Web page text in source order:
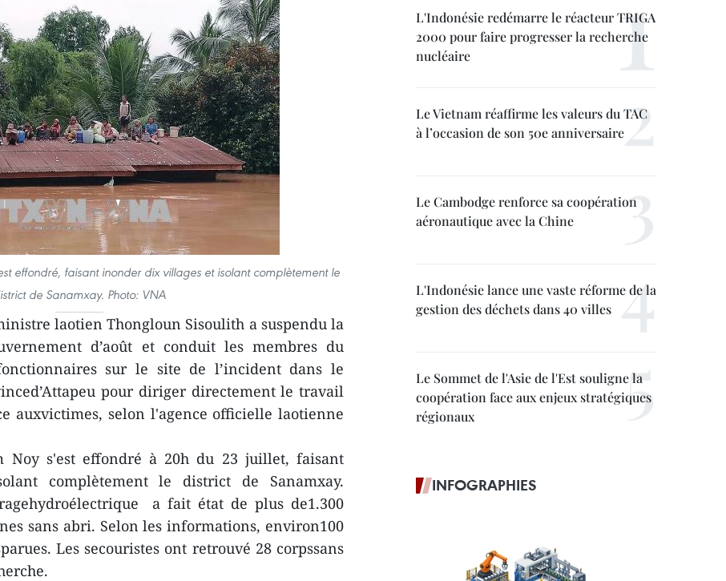
effondré, faisant inonder dix villages et isolant complètement le
de Sanamxay. Photo: VNA
laotien Thongloun Sisoulith a suspendu la
d’août et conduit les membres du
sur le site de l’incident dans le
pour diriger directement le travail
auxvictimes, selon l'agence officielle laotienne
Noy s'est effondré à 20h du 23 juillet, faisant
complètement le district de Sanamxay.
a fait état de plus de1.300
sans abri. Selon les informations, environ100
Les secouristes ont retrouvé 28 corpssans
L'Indonésie redémarre le réacteur TRIGA
2000 pour faire progresser la recherche
nucléaire
Le Vietnam réaffirme les valeurs du TAC
à l’occasion de son 50e anniversaire
Le Cambodge renforce sa coopération
aéronautique avec la Chine
L'Indonésie lance une vaste réforme de la
gestion des déchets dans 40 villes
Le Sommet de l'Asie de l'Est souligne la
coopération face aux enjeux stratégiques
régionaux
INFOGRAPHIES